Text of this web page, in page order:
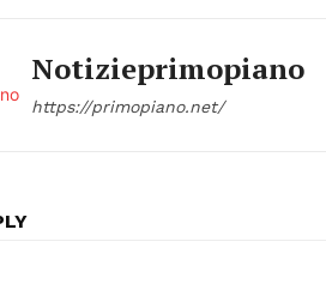
Notizieprimopiano
https://primopiano.net/